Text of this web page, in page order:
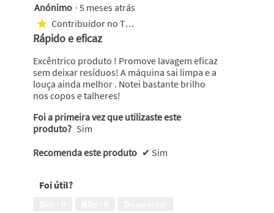
5
em
estrelas.
Anónimo · 5 meses atrás
★ Contribuidor no Top 500
Rápido e eficaz
Excêntrico produto ! Promove lavagem eficaz
sem deixar resíduos! A máquina sai limpa e a
louça ainda melhor . Notei bastante brilho
nos copos e talheres!
Foi a primeira vez que utilizaste este
produto? Sim
Recomenda este produto ✔ Sim
Foi útil?